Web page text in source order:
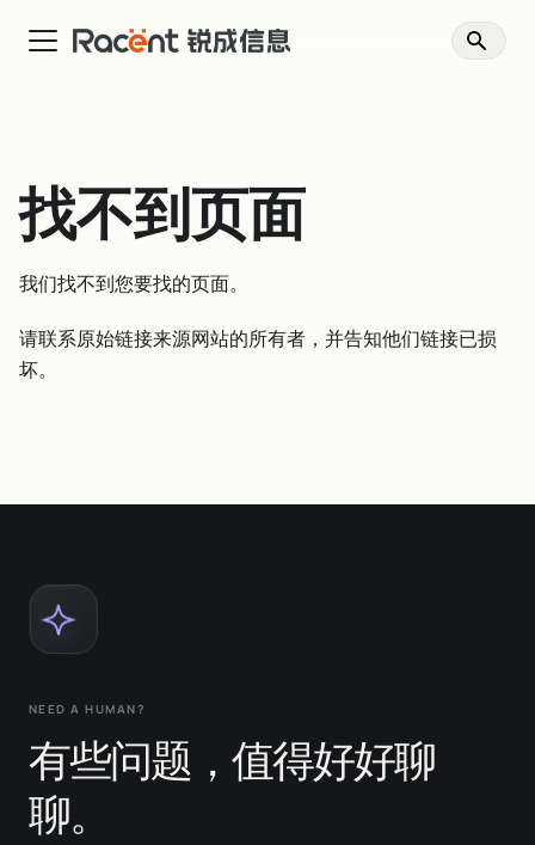
找不到页面
我们找不到您要找的页面。
请联系原始链接来源网站的所有者，并告知他们链接已损
坏。
NEED A HUMAN?
有些问题，值得好好聊
聊。